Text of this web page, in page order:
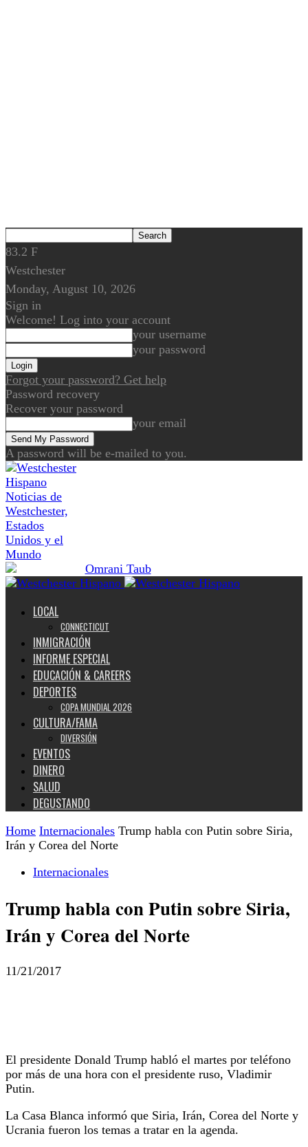
83.2 F
Westchester
Monday, August 10, 2026
Sign in
Welcome! Log into your account
your username
your password
Forgot your password? Get help
Password recovery
Recover your password
your email
A password will be e-mailed to you.
Noticias de
Westchester,
Estados
Unidos y el
Mundo
LOCAL
CONNECTICUT
INMIGRACIÓN
INFORME ESPECIAL
EDUCACIÓN & CAREERS
DEPORTES
COPA MUNDIAL 2026
CULTURA/FAMA
DIVERSIÓN
EVENTOS
DINERO
SALUD
DEGUSTANDO
Home Internacionales Trump habla con Putin sobre Siria,
Irán y Corea del Norte
Internacionales
Trump habla con Putin sobre Siria,
Irán y Corea del Norte
11/21/2017
El presidente Donald Trump habló el martes por teléfono
por más de una hora con el presidente ruso, Vladimir
Putin.
La Casa Blanca informó que Siria, Irán, Corea del Norte y
Ucrania fueron los temas a tratar en la agenda.